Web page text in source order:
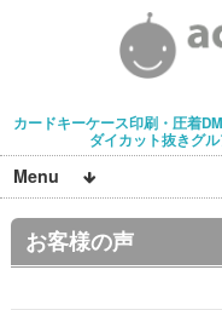
カードキーケース印刷・圧着
ダイカット抜きグ
Menu
お客様の声